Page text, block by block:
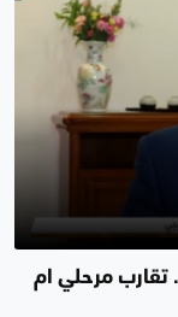
تقارب مرحلي ام